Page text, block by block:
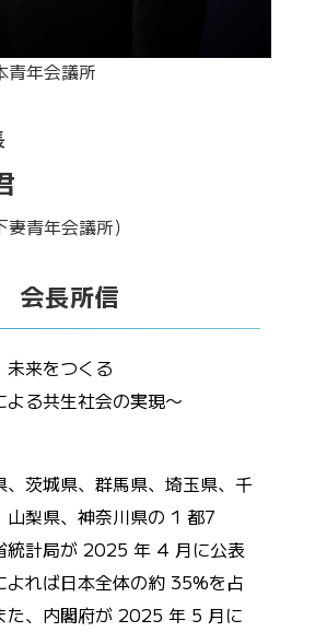
青年会議所
妻青年会議所）
会長所信
未来をつくる
よる共生社会の実現〜
、茨城県、群馬県、埼玉県、千
山梨県、神奈川県の 1 都7
統計局が 2025 年 4 月に公表
よれば日本全体の約 35%を占
た、内閣府が 2025 年 5 月に